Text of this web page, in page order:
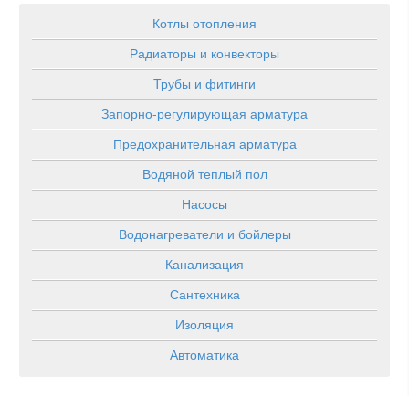
Котлы отопления
Радиаторы и конвекторы
Трубы и фитинги
Запорно-регулирующая арматура
Предохранительная арматура
Водяной теплый пол
Насосы
Водонагреватели и бойлеры
Канализация
Сантехника
Изоляция
Автоматика